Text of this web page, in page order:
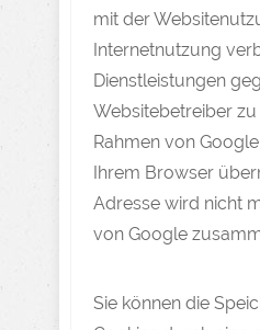
mit der
Internetnutzung
Dienstleistungen
Websitebetreiber zu
Rahmen von
Ihrem Browser
Adresse wird nicht
von Google
Sie können die